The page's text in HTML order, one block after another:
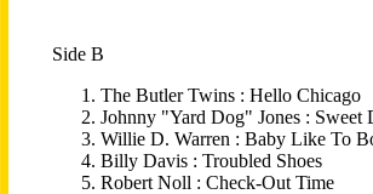
Side B
The Butler Twins : Hello Chicago
Johnny "Yard Dog" Jones : Sweet
Willie D. Warren : Baby Like To
Billy Davis : Troubled Shoes
Robert Noll : Check-Out Time